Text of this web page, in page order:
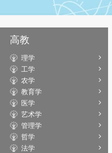
高教
理学
工学
农学
教育学
医学
艺术学
管理学
哲学
法学